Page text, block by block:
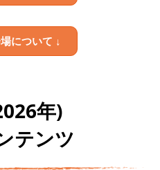
について ↓
年)
テンツ